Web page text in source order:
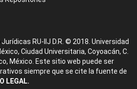
RU-IIJ D.R. © 2018. Universidad
Ciudad Universitaria, Coyoacán, C.
México. Este sitio web puede ser
siempre que se cite la fuente de
LEGAL.